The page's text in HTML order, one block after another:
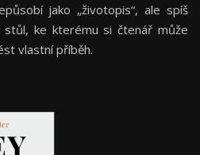
jako „životopis“, ale spíš
stůl, ke kterému si čtenář může
vlastní příběh.